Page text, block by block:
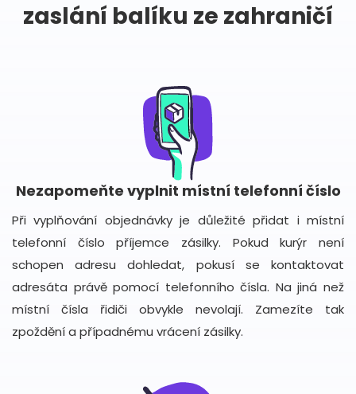
zaslání balíku ze zahraničí
Nezapomeňte vyplnit místní telefonní číslo
Při vyplňování objednávky je důležité přidat i místní
telefonní číslo příjemce zásilky. Pokud kurýr není
schopen adresu dohledat, pokusí se kontaktovat
adresáta právě pomocí telefonního čísla. Na jiná než
místní čísla řidiči obvykle nevolají. Zamezíte tak
zpoždění a případnému vrácení zásilky.